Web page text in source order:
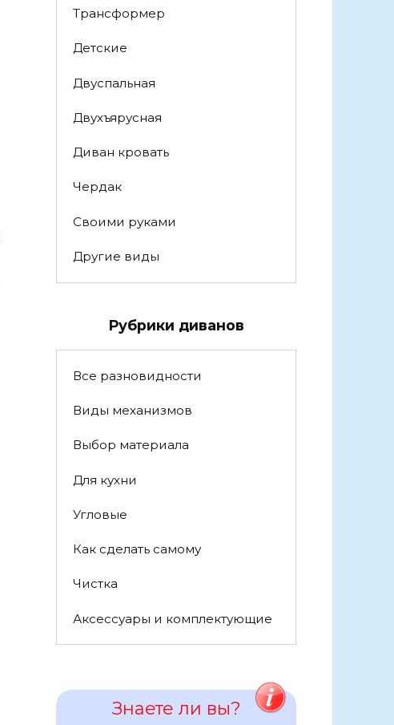
Трансформер
Детские
Двуспальная
Двухъярусная
Диван кровать
Чердак
Своими руками
Другие виды
Рубрики диванов
Все разновидности
Виды механизмов
Выбор материала
Для кухни
Угловые
Как сделать самому
Чистка
Аксессуары и комплектующие
Знаете ли вы?